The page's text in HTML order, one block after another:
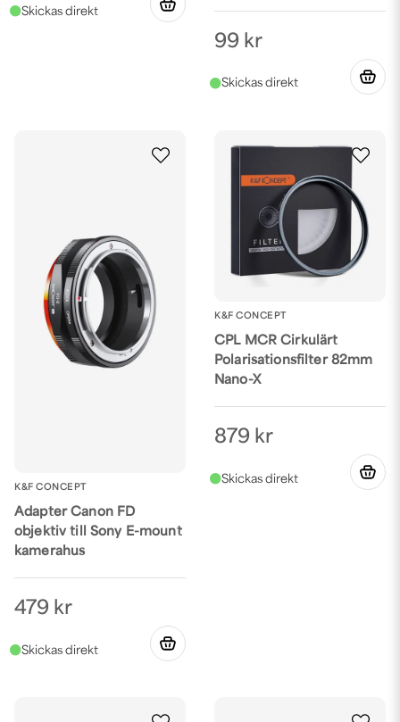
99 kr
K&F CONCEPT
Adapter Canon FD
objektiv till Sony E-mount
kamerahus
479 kr
K&F CONCEPT
CPL MCR Cirkulärt
Polarisationsfilter 82mm
Nano-X
879 kr